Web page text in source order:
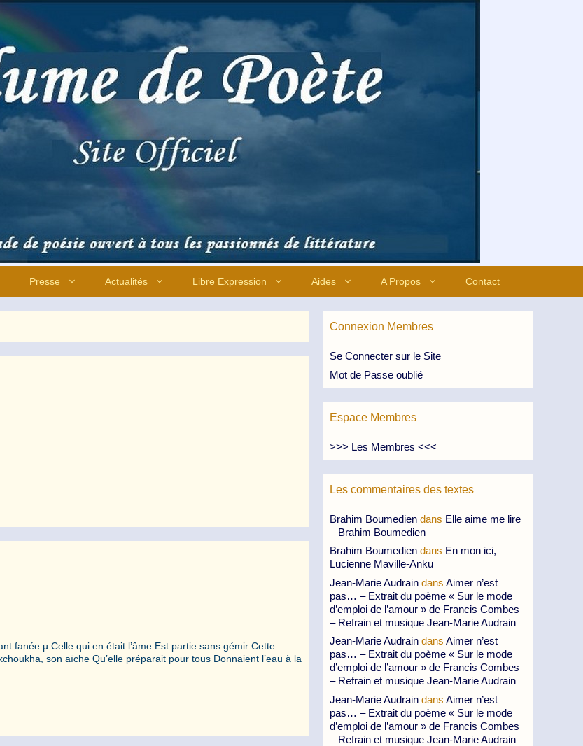
Presse Actualités Libre Expression Aides A Propos Contact
fanée µ Celle qui en était l’âme Est partie sans gémir Cette
son aïche Qu’elle préparait pour tous Donnaient l’eau à la
Connexion Membres
Se Connecter sur le Site
Mot de Passe oublié
Espace Membres
>>> Les Membres <<<
Les commentaires des textes
Brahim Boumedien dans Elle aime me lire
– Brahim Boumedien
Brahim Boumedien dans En mon ici,
Lucienne Maville-Anku
Jean-Marie Audrain dans Aimer n’est
pas… – Extrait du poème « Sur le mode
d’emploi de l’amour » de Francis Combes
– Refrain et musique Jean-Marie Audrain
Jean-Marie Audrain dans Aimer n’est
pas… – Extrait du poème « Sur le mode
d’emploi de l’amour » de Francis Combes
– Refrain et musique Jean-Marie Audrain
Jean-Marie Audrain dans Aimer n’est
pas… – Extrait du poème « Sur le mode
d’emploi de l’amour » de Francis Combes
– Refrain et musique Jean-Marie Audrain